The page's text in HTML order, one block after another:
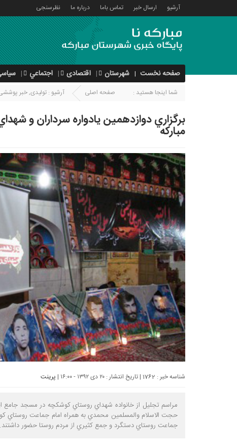
آرشیو ارسال خبر تماس باما درباره ما نظرسنجی
صفحه نخست شهرستان اقتصادی اجتماعي
شما اینجا هستید : صفحه اصلی آرشیو : تولیدی,خبر
برگزاري دوازدهمين يادواره سرداران و
مبارکه
شناسه خبر : 1762 | تاریخ انتشار : ۲۰ دی ۱۳۹۲ - ۱۶:۰۰ | پرینت
مراسم تجليل از خانواده شهداي روستاي کوشکچه در مسجد جامع
حجت الاسلام والمسلمين محمدي به همراه امام جماعت روستاي
جماعت روستاي دستگرد و جمع کثيري از مردم روستا حضور داشتند.